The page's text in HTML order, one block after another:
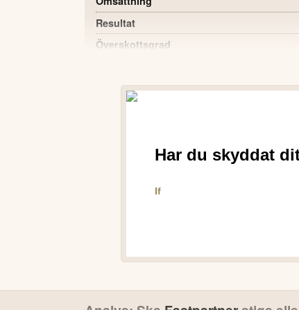
Resultat
Överskottsgrad
Soliditet
Soliditeten i koncernen är fortsatt hög
Flera nya hyreskontrakt har tecknats